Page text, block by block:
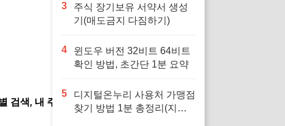
검색, 내 주변 찾기기능을 이
3
주식 장기보유 서약서 생성
기(매도금지 다짐하기)
4
윈도우 버전 32비트 64비트
확인 방법, 초간단 1분 요약
5
디지털온누리 사용처 가맹점
찾기 방법 1분 총정리(지도